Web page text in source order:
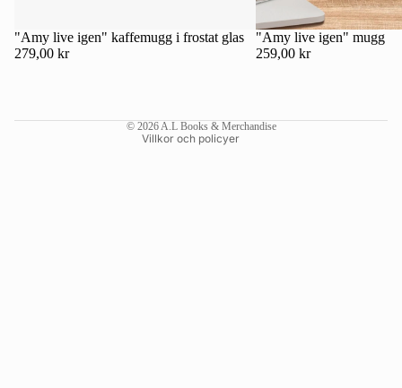
"Amy live igen" kaffemugg i frostat glas
279,00 kr
"Amy live igen" mugg
259,00 kr
© 2026A.L Books & Merchandise
Villkor och policyer
Återbetalningspolicy